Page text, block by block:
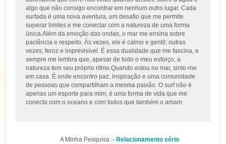
algo que não consigo encontrar em nenhum outro lugar. Cada
surfada é uma nova aventura, um desafio que me permite
superar limites e me conectar com a natureza de uma forma
única.Além da emoção das ondas, o mar me ensina sobre
paciência e respeito. Às vezes, ele é calmo e gentil; outras
vezes, feroz e imprevisível. É essa dualidade que me fascina, e
sempre me lembra que, apesar de todo o meu esforço, a
natureza tem seu próprio ritmo.Quando estou no mar, sinto-me
em casa. É onde encontro paz, inspiração e uma comunidade
de pessoas que compartilham a mesma paixão. O surf não é
apenas um esporte para mim; é uma forma de vida que me
conecta com o oceano e com todos que também o amam
A Minha Pesquisa :- Relacionamento sério